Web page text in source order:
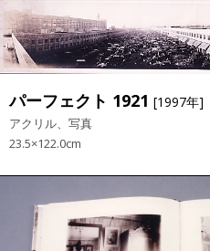
パーフェクト 1921 [1997年]
アクリル、写真
23.5×122.0cm